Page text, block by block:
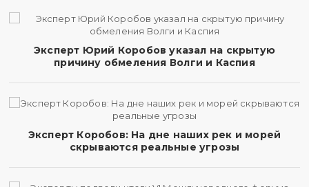
Эксперт Юрий Коробов указал на скрытую
причину обмеления Волги и Каспия
Эксперт Коробов: На дне наших рек и морей
скрываются реальные угрозы